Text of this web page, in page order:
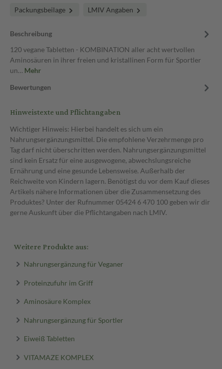
Packungsbeilage LMIV Angaben
Beschreibung
120 vegane Tabletten - KOMBINATION aller acht wertvollen
Aminosäuren in ihrer freien und kristallinen Form für Sportler
un… Mehr
Bewertungen
Hinweistexte und Pflichtangaben
Wichtiger Hinweis: Hierbei handelt es sich um ein
Nahrungsergänzungsmittel. Die empfohlene Verzehrmenge pro
Tag darf nicht überschritten werden. Nahrungsergänzungsmittel
sind kein Ersatz für eine ausgewogene, abwechslungsreiche
Ernährung und eine gesunde Lebensweise. Außerhalb der
Reichweite von Kindern lagern. Benötigst du vor dem Kauf dieses
Artikels nähere Informationen über die Zusammensetzung des
Produktes? Unter der Rufnummer 05424 6 470 100 geben wir dir
gerne Auskunft über die Pflichtangaben nach LMIV.
Weitere Produkte aus:
Nahrungsergänzung für Veganer
Proteinzufuhr im Griff
Aminosäure Komplex
Nahrungsergänzung für Sportler
Eiweiß Tabletten
VITAMAZE KOMPLEX